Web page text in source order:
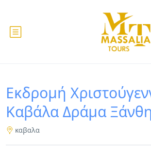
Εκδρομή
Καβάλα Δράμα Ξάνθη
καβαλα